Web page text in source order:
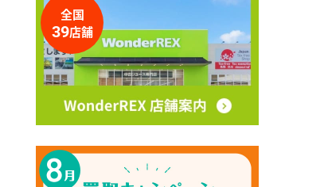
全国
39店舗